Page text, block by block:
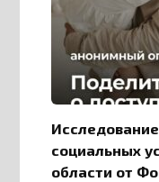
социальных
области от